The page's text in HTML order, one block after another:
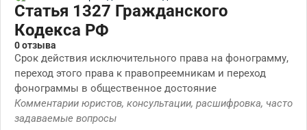
Статья 1327 Гражданского
Кодекса РФ
0 отзыва
Срок действия исключительного права на фонограмму,
переход этого права к правопреемникам и переход
фонограммы в общественное достояние
Комментарии юристов, консультации, расшифровка, часто
задаваемые вопросы